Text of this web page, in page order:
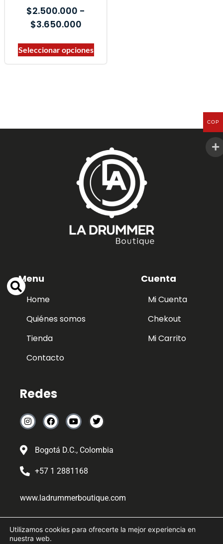
$2.500.000 -
$3.650.000
Seleccionar opciones
Menu
Home
Quiénes somos
Tienda
Contacto
Cuenta
Mi Cuenta
Chekout
Mi Carrito
Redes
Bogotá D.C., Colombia
+57 1 2881168
www.ladrummerboutique.com
Somos la boutique favorita de los músicos colombianos y
latinoamericanos desde el 2019
COP
Utilizamos cookies para ofrecerte la mejor experiencia en
nuestra web.